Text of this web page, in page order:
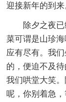
迎接新年的到来
除夕之夜
菜可谓是山珍
应有尽有。我
的，便迫不及
我们哄堂大笑
呢，你别着急